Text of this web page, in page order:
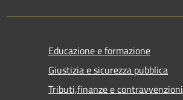
Educazione e formazione
Giustizia e sicurezza pubblica
Tributi,finanze e contravvenzioni